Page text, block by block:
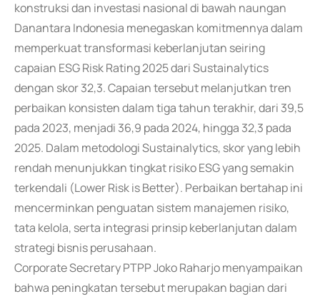
konstruksi dan investasi nasional di bawah naungan
Danantara Indonesia menegaskan komitmennya dalam
memperkuat transformasi keberlanjutan seiring
capaian ESG Risk Rating 2025 dari Sustainalytics
dengan skor 32,3. Capaian tersebut melanjutkan tren
perbaikan konsisten dalam tiga tahun terakhir, dari 39,5
pada 2023, menjadi 36,9 pada 2024, hingga 32,3 pada
2025. Dalam metodologi Sustainalytics, skor yang lebih
rendah menunjukkan tingkat risiko ESG yang semakin
terkendali (Lower Risk is Better). Perbaikan bertahap ini
mencerminkan penguatan sistem manajemen risiko,
tata kelola, serta integrasi prinsip keberlanjutan dalam
strategi bisnis perusahaan.
Corporate Secretary PTPP Joko Raharjo menyampaikan
bahwa peningkatan tersebut merupakan bagian dari